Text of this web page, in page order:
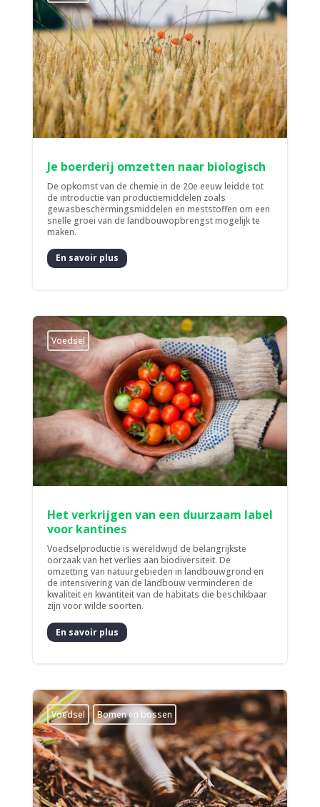
Je boerderij omzetten naar biologisch
De opkomst van de chemie in de 20e eeuw leidde tot
de introductie van productiemiddelen zoals
gewasbeschermingsmiddelen en meststoffen om een
snelle groei van de landbouwopbrengst mogelijk te
maken.
En savoir plus
Voedsel
Het verkrijgen van een duurzaam label
voor kantines
Voedselproductie is wereldwijd de belangrijkste
oorzaak van het verlies aan biodiversiteit. De
omzetting van natuurgebieden in landbouwgrond en
de intensivering van de landbouw verminderen de
kwaliteit en kwantiteit van de habitats die beschikbaar
zijn voor wilde soorten.
En savoir plus
Voedsel Bomen en bossen